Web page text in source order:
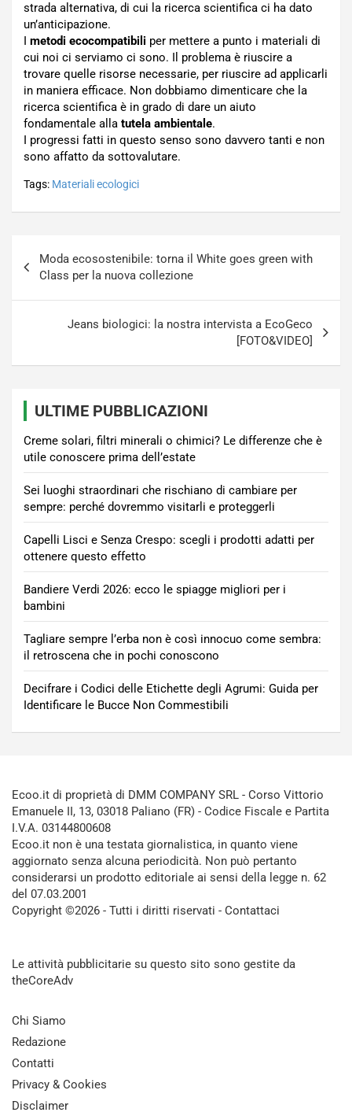
strada alternativa, di cui la ricerca scientifica ci ha dato
un’anticipazione.
I metodi ecocompatibili per mettere a punto i materiali di
cui noi ci serviamo ci sono. Il problema è riuscire a
trovare quelle risorse necessarie, per riuscire ad applicarli
in maniera efficace. Non dobbiamo dimenticare che la
ricerca scientifica è in grado di dare un aiuto
fondamentale alla tutela ambientale.
I progressi fatti in questo senso sono davvero tanti e non
sono affatto da sottovalutare.
Tags: Materiali ecologici
articoli
Moda ecosostenibile: torna il White goes green with
Class per la nuova collezione
Jeans biologici: la nostra intervista a EcoGeco
[FOTO&VIDEO]
ULTIME PUBBLICAZIONI
Creme solari, filtri minerali o chimici? Le differenze che è
utile conoscere prima dell’estate
Sei luoghi straordinari che rischiano di cambiare per
sempre: perché dovremmo visitarli e proteggerli
Capelli Lisci e Senza Crespo: scegli i prodotti adatti per
ottenere questo effetto
Bandiere Verdi 2026: ecco le spiagge migliori per i
bambini
Tagliare sempre l’erba non è così innocuo come sembra:
il retroscena che in pochi conoscono
Decifrare i Codici delle Etichette degli Agrumi: Guida per
Identificare le Bucce Non Commestibili
Ecoo.it di proprietà di DMM COMPANY SRL - Corso Vittorio
Emanuele II, 13, 03018 Paliano (FR) - Codice Fiscale e Partita
I.V.A. 03144800608
Ecoo.it non è una testata giornalistica, in quanto viene
aggiornato senza alcuna periodicità. Non può pertanto
considerarsi un prodotto editoriale ai sensi della legge n. 62
del 07.03.2001
Copyright ©2026 - Tutti i diritti riservati - Contattaci
Le attività pubblicitarie su questo sito sono gestite da
theCoreAdv
Chi Siamo
Redazione
Contatti
Privacy & Cookies
Disclaimer